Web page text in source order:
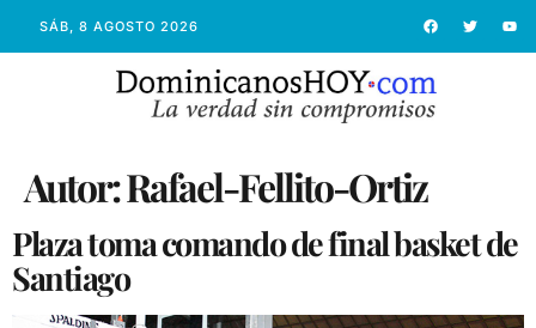
SÁB, 8 AGOSTO 2026
Autor:Rafael-Fellito-Ortiz
Plaza toma comando de final basket de
Santiago